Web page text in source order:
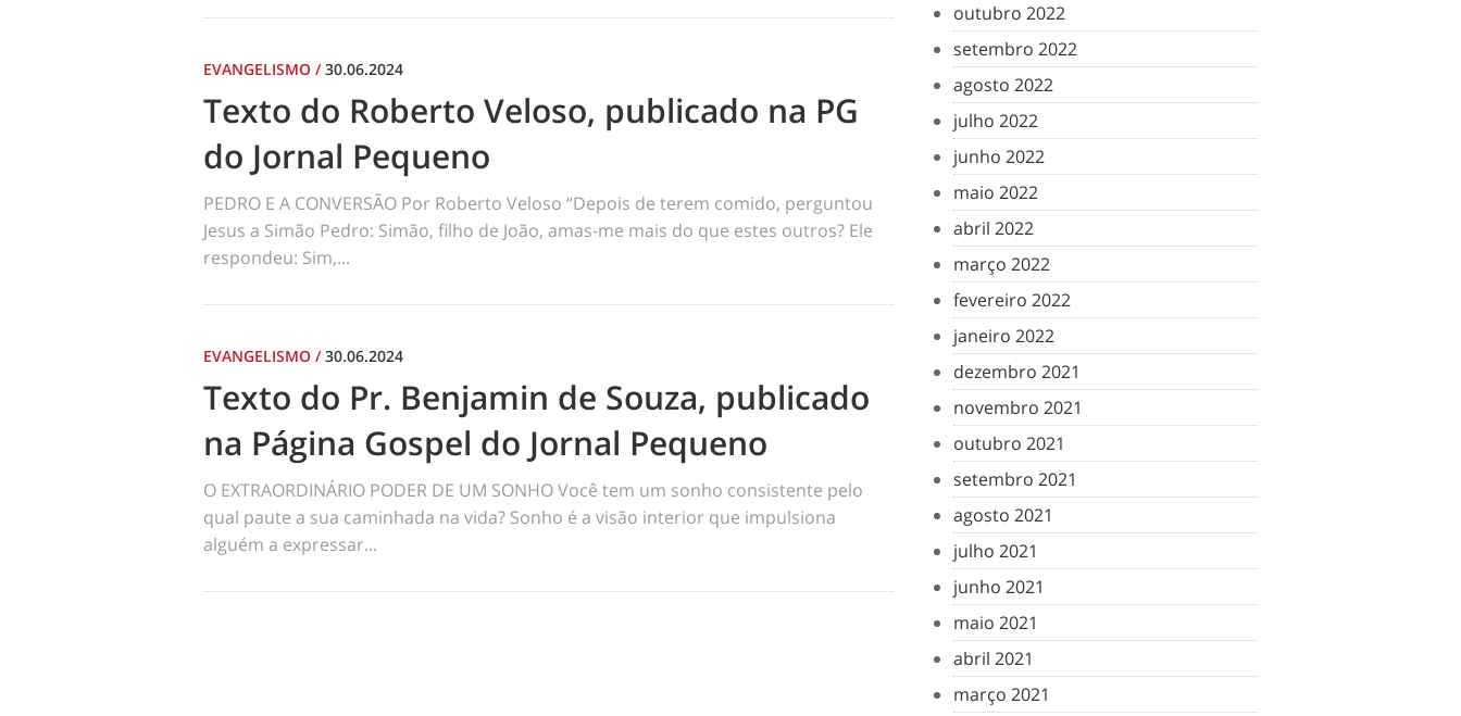
EVANGELISMO /30.06.2024
Texto do Roberto Veloso, publicado na PG
do Jornal Pequeno
PEDRO E A CONVERSÃO Por Roberto Veloso “Depois de terem comido, perguntou
Jesus a Simão Pedro: Simão, filho de João, amas-me mais do que estes outros? Ele
respondeu: Sim,...
EVANGELISMO /30.06.2024
Texto do Pr. Benjamin de Souza, publicado
na Página Gospel do Jornal Pequeno
O EXTRAORDINÁRIO PODER DE UM SONHO Você tem um sonho consistente pelo
qual paute a sua caminhada na vida? Sonho é a visão interior que impulsiona
alguém a expressar...
outubro 2022
setembro 2022
agosto 2022
julho 2022
junho 2022
maio 2022
abril 2022
março 2022
fevereiro 2022
janeiro 2022
dezembro 2021
novembro 2021
outubro 2021
setembro 2021
agosto 2021
julho 2021
junho 2021
maio 2021
abril 2021
março 2021